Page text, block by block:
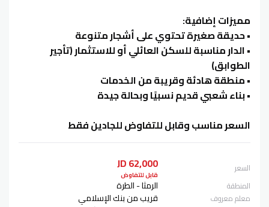
مميزات إضافية:
• حديقة صغيرة تحتوي على أشجار متنوعة
• الدار مناسبة للسكن العائلي أو للاستثمار (تأجير
الطوابق)
• منطقة هادئة وقريبة من الخدمات
• بناء شعبي قديم نسبيًا وبحالة جيدة
السعر مناسب وقابل للتفاوض للجادين فقط
السعر 62,000 JD
قابل للتفاوض
المنطقة الرمثا - الطرة
معلم معروف قريب من بنك الإسلامي